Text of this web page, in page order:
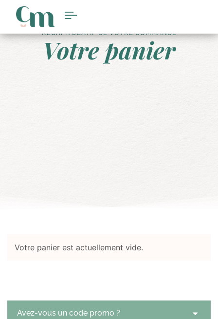
RÉCAPITULATIF DE VOTRE COMMANDE
Votre panier
Votre panier est actuellement vide.
Avez-vous un code promo ?